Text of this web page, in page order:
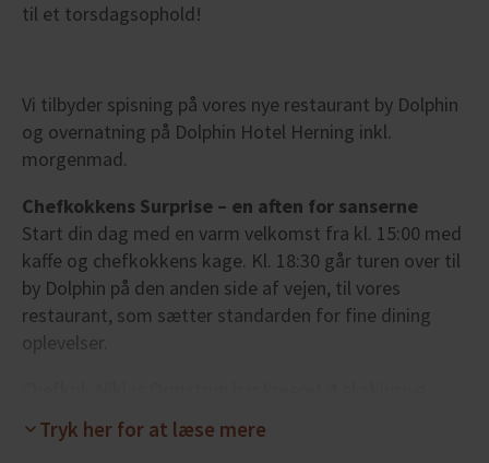
til et torsdagsophold!
Vi tilbyder spisning på vores nye restaurant by Dolphin
og overnatning på Dolphin Hotel Herning inkl.
morgenmad.
Chefkokkens Surprise – en aften for sanserne
Start din dag med en varm velkomst fra kl. 15:00 med
kaffe og chefkokkens kage. Kl. 18:30 går turen over til
by Dolphin på den anden side af vejen, til vores
restaurant, som sætter standarden for fine dining
oplevelser.
serveringer, som præsenteres ved bordet, mens du
selv henter vine (også alkoholfri alternativer), safter
Tryk her for at læse mere